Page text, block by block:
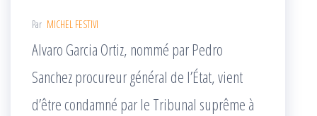
Par MICHEL FESTIVI
Alvaro Garcia Ortiz, nommé par Pedro
Sanchez procureur général de l’État, vient
d’être condamné par le Tribunal suprême à